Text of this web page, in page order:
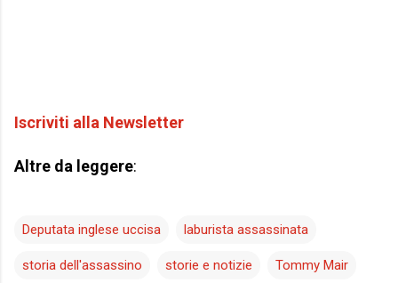
Iscriviti alla Newsletter
Altre da leggere:
Deputata inglese uccisa laburista assassinata
storia dell'assassino storie e notizie Tommy Mair